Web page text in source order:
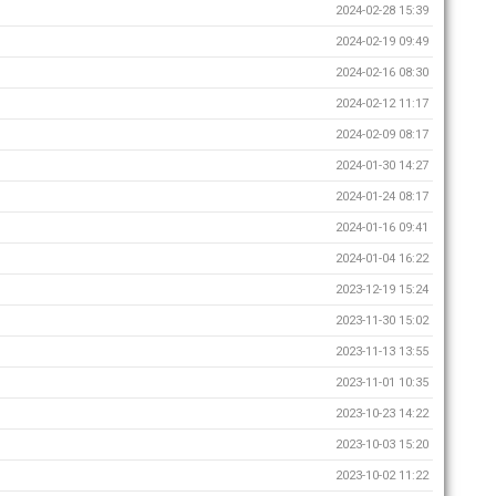
2024-02-28 15:39
2024-02-19 09:49
2024-02-16 08:30
2024-02-12 11:17
2024-02-09 08:17
2024-01-30 14:27
2024-01-24 08:17
2024-01-16 09:41
2024-01-04 16:22
2023-12-19 15:24
2023-11-30 15:02
2023-11-13 13:55
2023-11-01 10:35
2023-10-23 14:22
2023-10-03 15:20
2023-10-02 11:22